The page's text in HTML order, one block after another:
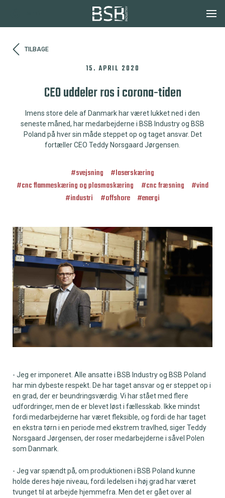
TILBAGE
15. APRIL 2020
CEO uddeler ros i corona-tiden
Imens store dele af Danmark har været lukket ned i den
seneste måned, har medarbejderne i BSB Industry og BSB
Poland på hver sin måde steppet op og taget ansvar. Det
fortæller CEO Teddy Norsgaard Jørgensen.
#svejsning #laserskæring
#cnc flammeskæring og plasmaskæring #cnc fræsning #vind
#industri #offshore #energi
- Jeg er imponeret. Alle ansatte i BSB Industry og BSB Poland
har min dybeste respekt. De har taget ansvar og er steppet op i
en grad, der er beundringsværdig. Vi har stået med flere
udfordringer, men de er blevet løst i fællesskab. Ikke mindst
fordi medarbejderne har været fleksible, og fordi de har taget
en ekstra tørn i en periode med ekstrem travlhed, siger Teddy
Norsgaard Jørgensen, der roser medarbejderne i såvel Polen
som Danmark.
- Jeg var spændt på, om produktionen i BSB Poland kunne
holde deres høje niveau, fordi ledelsen i høj grad har været
tvunget til at arbejde hjemmefra. Men det er gået over al